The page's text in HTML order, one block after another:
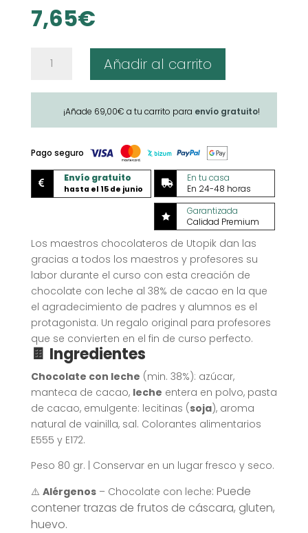
7,65€
Añadir al carrito
¡Añade 69,00€ a tu carrito para envío gratuito!
Pago seguro
 Envío gratuito
hasta el 15 de junio

En tu casa
En 24-48 horas

Garantizada
Calidad Premium
Los maestros chocolateros de Utopik dan las
gracias a todos los maestros y profesores su
labor durante el curso con esta creación de
chocolate con leche al 38% de cacao en la que
el agradecimiento de padres y alumnos es el
protagonista. Un regalo original para profesores
que se convierten en el fin de curso perfecto.
🍫 Ingredientes
Chocolate con leche (min. 38%): azúcar,
manteca de cacao, leche entera en polvo, pasta
de cacao, emulgente: lecitinas (soja), aroma
natural de vainilla, sal. Colorantes alimentarios
E555 y E172.
Peso 80 gr. | Conservar en un lugar fresco y seco.
⚠️ Alérgenos– Chocolate con leche: Puede
contener trazas de frutos de cáscara, gluten,
huevo.